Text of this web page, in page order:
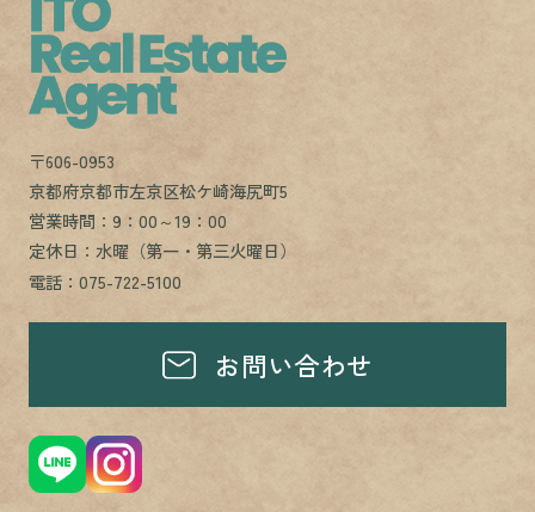
〒606-0953
京都府京都市左京区松ケ崎海尻町5
営業時間：9：00～19：00
定休日：水曜（第一・第三火曜日）
電話：075-722-5100
お問い合わせ